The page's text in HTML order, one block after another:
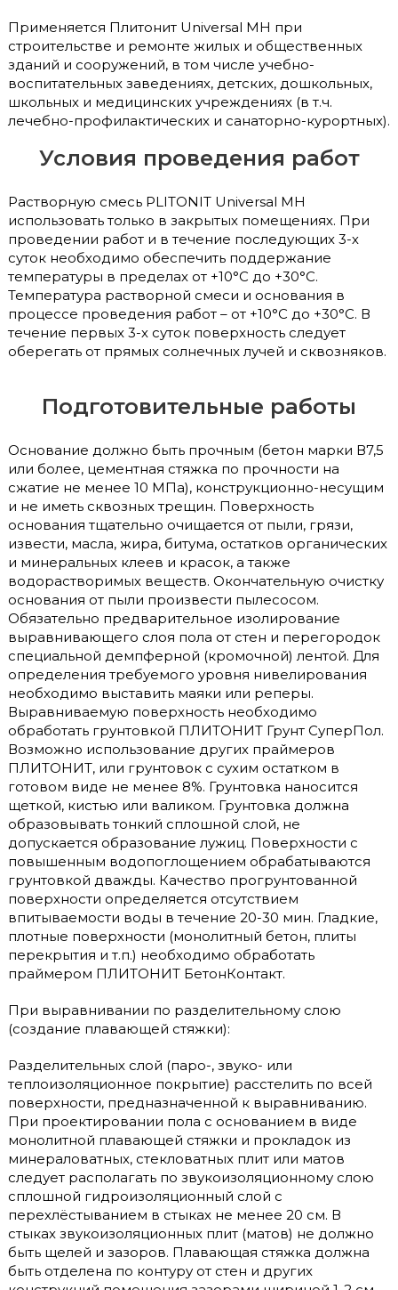
Применяется Плитонит Universal МН при
строительстве и ремонте жилых и общественных
зданий и сооружений, в том числе учебно-
воспитательных заведениях, детских, дошкольных,
школьных и медицинских учреждениях (в т.ч.
лечебно-профилактических и санаторно-курортных).
Условия проведения работ
Растворную смесь PLITONIT Universal МН
использовать только в закрытых помещениях. При
проведении работ и в течение последующих 3-х
суток необходимо обеспечить поддержание
температуры в пределах от +10°С до +30°С.
Температура растворной смеси и основания в
процессе проведения работ – от +10°С до +30°С. В
течение первых 3-х суток поверхность следует
оберегать от прямых солнечных лучей и сквозняков.
Подготовительные работы
Основание должно быть прочным (бетон марки В7,5
или более, цементная стяжка по прочности на
сжатие не менее 10 МПа), конструкционно-несущим
и не иметь сквозных трещин. Поверхность
основания тщательно очищается от пыли, грязи,
извести, масла, жира, битума, остатков органических
и минеральных клеев и красок, а также
водорастворимых веществ. Окончательную очистку
основания от пыли произвести пылесосом.
Обязательно предварительное изолирование
выравнивающего слоя пола от стен и перегородок
специальной демпферной (кромочной) лентой. Для
определения требуемого уровня нивелирования
необходимо выставить маяки или реперы.
Выравниваемую поверхность необходимо
обработать грунтовкой ПЛИТОНИТ Грунт СуперПол.
Возможно использование других праймеров
ПЛИТОНИТ, или грунтовок с сухим остатком в
готовом виде не менее 8%. Грунтовка наносится
щеткой, кистью или валиком. Грунтовка должна
образовывать тонкий сплошной слой, не
допускается образование лужиц. Поверхности с
повышенным водопоглощением обрабатываются
грунтовкой дважды. Качество прогрунтованной
поверхности определяется отсутствием
впитываемости воды в течение 20-30 мин. Гладкие,
плотные поверхности (монолитный бетон, плиты
перекрытия и т.п.) необходимо обработать
праймером ПЛИТОНИТ БетонКонтакт.
При выравнивании по разделительному слою
(создание плавающей стяжки):
Разделительных слой (паро-, звуко- или
теплоизоляционное покрытие) расстелить по всей
поверхности, предназначенной к выравниванию.
При проектировании пола с основанием в виде
монолитной плавающей стяжки и прокладок из
минераловатных, стекловатных плит или матов
следует располагать по звукоизоляционному слою
сплошной гидроизоляционный слой с
перехлёстыванием в стыках не менее 20 см. В
стыках звукоизоляционных плит (матов) не должно
быть щелей и зазоров. Плавающая стяжка должна
быть отделена по контуру от стен и других